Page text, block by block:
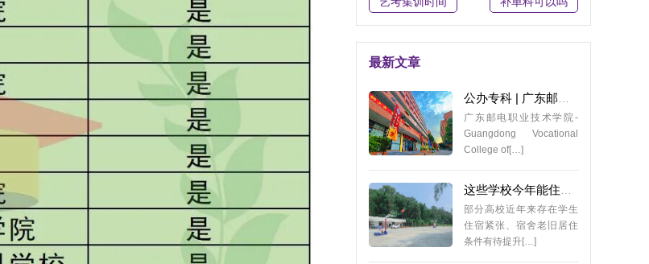
最新文章
广东邮电职业技术学院-
Guangdong Vocational
College of[…]
部分高校近年来存在学生
住宿紧张、宿舍老旧居住
条件有待提升[…]